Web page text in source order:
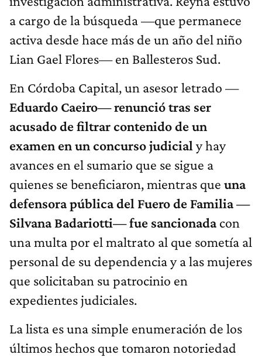
a cargo de la búsqueda —que permanece
activa desde hace más de un año del niño
Lian Gael Flores— en Ballesteros Sud.
En Córdoba Capital, un asesor letrado —
Eduardo Caeiro— renunció tras ser
acusado de filtrar contenido de un
examen en un concurso judicial y hay
avances en el sumario que se sigue a
quienes se beneficiaron, mientras que una
defensora pública del Fuero de Familia —
Silvana Badariotti— fue sancionadacon
una multa por el maltrato al que sometía al
personal de su dependencia y a las mujeres
que solicitaban su patrocinio en
expedientes judiciales.
La lista es una simple enumeración de los
últimos hechos que tomaron notoriedad